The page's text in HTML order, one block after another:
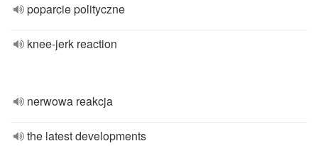
poparcie polityczne
knee-jerk reaction
nerwowa reakcja
the latest developments